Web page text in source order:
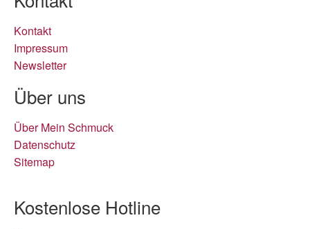
Kontakt
Impressum
Newsletter
Über uns
Über Mein Schmuck
Datenschutz
Sitemap
Kostenlose Hotline